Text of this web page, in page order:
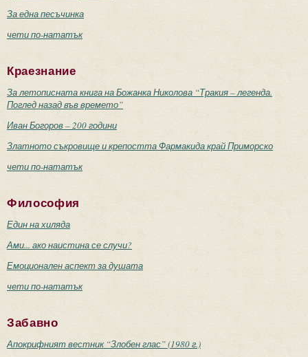
За една песъчинка
чети по-нататък
Краезнание
За летописната книга на Божанка Николова “Тракия – легенда.
Поглед назад във времето”
Иван Богоров – 200 години
Златното съкровище и крепостта Фармакида край Приморско
чети по-нататък
Философия
Един на хиляда
Ами... ако наистина се случи?
Емоционален аспект за душата
чети по-нататък
Забавно
Апокрифният вестник “Злобен глас” (1980 г.)